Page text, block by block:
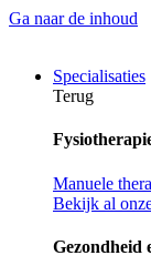
Ga naar de inhoud
Specialisaties
Terug
Manuele
Bekijk al
Gezondheid